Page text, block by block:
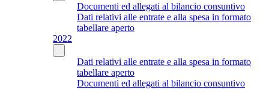
Documenti ed allegati al bilancio consuntivo
Dati relativi alle entrate e alla spesa in formato
tabellare aperto
2022
Dati relativi alle entrate e alla spesa in formato
tabellare aperto
Documenti ed allegati al bilancio consuntivo